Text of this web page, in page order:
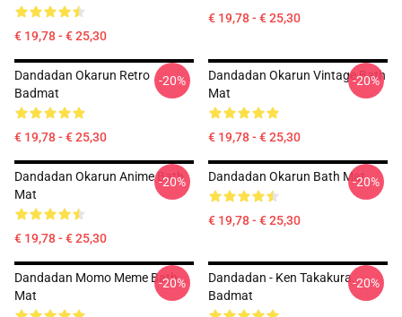
€ 19,78 - € 25,30
€ 19,78 - € 25,30
Dandadan Okarun Retro
Badmat
€ 19,78 - € 25,30
-20%
Dandadan Okarun Vintage Bath
Mat
€ 19,78 - € 25,30
-20%
Dandadan Okarun Anime Bath
Mat
€ 19,78 - € 25,30
-20% Dandadan Okarun Bath Mat
€ 19,78 - € 25,30
-20%
Dandadan Momo Meme Bath
Mat
-20%
Dandadan - Ken Takakura.
Badmat
-20%